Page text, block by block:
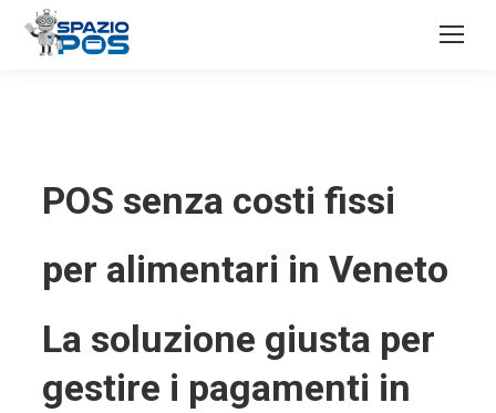
POS senza costi fissi
per alimentari in Veneto
La soluzione giusta per
gestire i pagamenti in